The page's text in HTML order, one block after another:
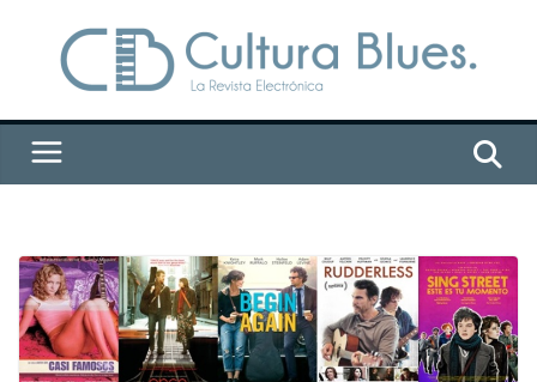
contenido